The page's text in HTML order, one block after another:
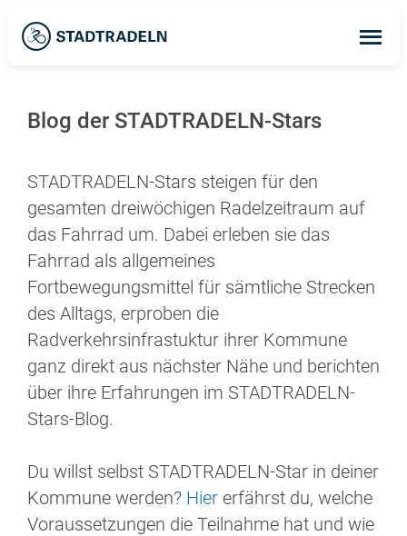
Blog der STADTRADELN-Stars
STADTRADELN-Stars steigen für den
gesamten dreiwöchigen Radelzeitraum auf
das Fahrrad um. Dabei erleben sie das
Fahrrad als allgemeines
Fortbewegungsmittel für sämtliche Strecken
des Alltags, erproben die
Radverkehrsinfrastuktur ihrer Kommune
ganz direkt aus nächster Nähe und berichten
über ihre Erfahrungen im STADTRADELN-
Stars-Blog.
Du willst selbst STADTRADELN-Star in deiner
Kommune werden? Hier erfährst du, welche
Voraussetzungen die Teilnahme hat und wie